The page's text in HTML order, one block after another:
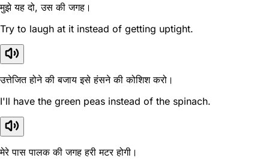
मुझे यह दो, उस की जगह।
Try to laugh at it instead of getting uptight.
उत्तेजित होने की बजाय इसे हंसने की कोशिश करो।
I'll have the green peas instead of the spinach.
मेरे पास पालक की जगह हरी मटर होगी।